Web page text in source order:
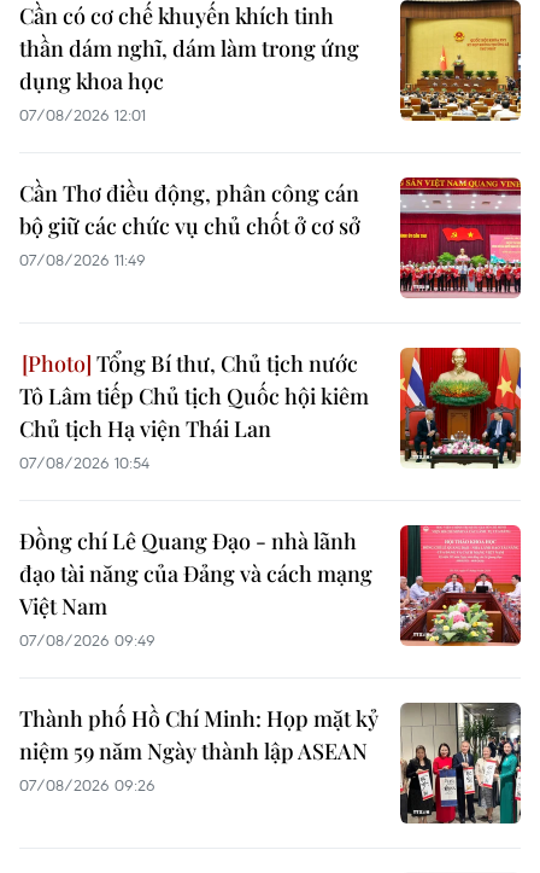
Cần có cơ chế khuyến khích tinh
thần dám nghĩ, dám làm trong ứng
dụng khoa học
07/08/2026 12:01
Cần Thơ điều động, phân công cán
bộ giữ các chức vụ chủ chốt ở cơ sở
07/08/2026 11:49
Tổng Bí thư, Chủ tịch nước
Tô Lâm tiếp Chủ tịch Quốc hội kiêm
Chủ tịch Hạ viện Thái Lan
07/08/2026 10:54
Đồng chí Lê Quang Đạo - nhà lãnh
đạo tài năng của Đảng và cách mạng
Việt Nam
07/08/2026 09:49
Thành phố Hồ Chí Minh: Họp mặt kỷ
niệm 59 năm Ngày thành lập ASEAN
07/08/2026 09:26